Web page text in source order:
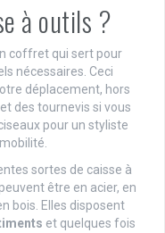
à outils ?
coffret qui sert pour
nécessaires. Ceci
déplacement, hors
des tournevis si vous
pour un styliste
sortes de caisse à
être en acier, en
bois. Elles disposent
et quelques fois